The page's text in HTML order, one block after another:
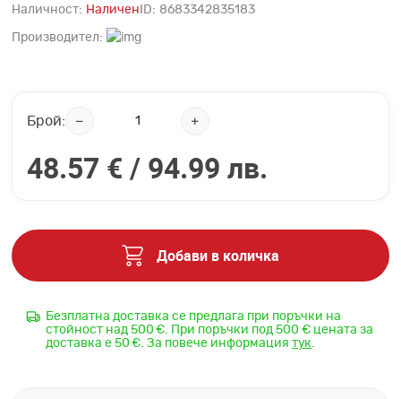
Наличност: Наличен ID: 8683342835183
Производител:
Брой:
48.57 € / 94.99 лв.
Добави в количка
Безплатна доставка се предлага при поръчки на
стойност над 500 €. При поръчки под 500 € цената за
доставка е 50 €. За повече информация тук.